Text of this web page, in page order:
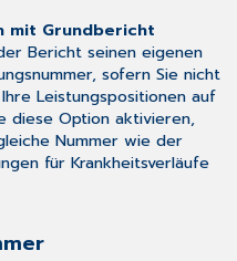
mit Grundbericht
Bericht seinen eigenen
sofern Sie nicht
Leistungspositionen auf
diese Option aktivieren,
Nummer wie der
für Krankheitsverläufe